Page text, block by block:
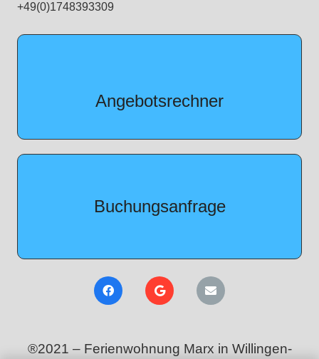
+49(0)1748393309
Angebotsrechner
jetzt kostenfrei anfragen
Buchungsanfrage
jetzt kostenfrei anfragen
®2021 – Ferienwohnung Marx in Willingen-